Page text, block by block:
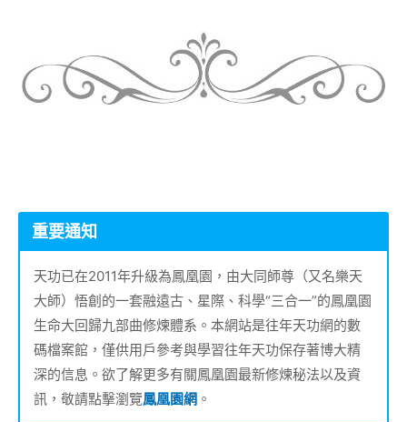
重要通知
天功已在2011年升級為鳳凰園，由大同師尊（又名樂天
大師）悟創的一套融遠古、星際、科學“三合一”的鳳凰園
生命大回歸九部曲修煉體系。本網站是往年天功網的數
碼檔案館，僅供用戶參考與學習往年天功保存著博大精
深的信息。欲了解更多有關鳳凰園最新修煉秘法以及資
訊，敬請點擊瀏覽鳳凰園網 。